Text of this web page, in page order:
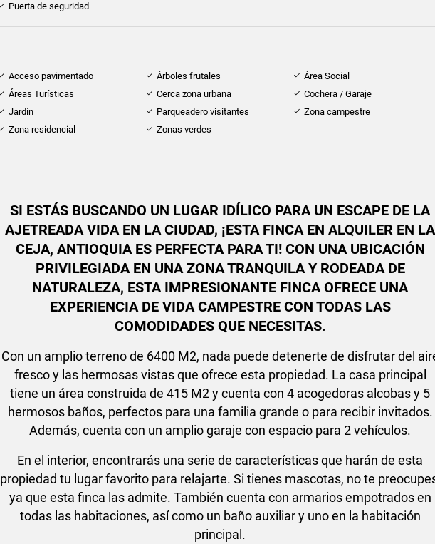
Puerta de seguridad
Acceso pavimentado Árboles frutales
Área Social
Áreas Turísticas
Cerca zona urbana
Cochera / Garaje
Jardín
Parqueadero visitantes
Zona campestre
Zona residencial
Zonas verdes
SI ESTÁS BUSCANDO UN LUGAR IDÍLICO PARA UN ESCAPE DE LA
AJETREADA VIDA EN LA CIUDAD, ¡ESTA FINCA EN ALQUILER EN LA
CEJA, ANTIOQUIA ES PERFECTA PARA TI! CON UNA UBICACIÓN
PRIVILEGIADA EN UNA ZONA TRANQUILA Y RODEADA DE
NATURALEZA, ESTA IMPRESIONANTE FINCA OFRECE UNA
EXPERIENCIA DE VIDA CAMPESTRE CON TODAS LAS
COMODIDADES QUE NECESITAS.
Con un amplio terreno de 6400 M2, nada puede detenerte de disfrutar del
fresco y las hermosas vistas que ofrece esta propiedad. La casa principal
tiene un área construida de 415 M2 y cuenta con 4 acogedoras alcobas y 5
hermosos baños, perfectos para una familia grande o para recibir invitados.
Además, cuenta con un amplio garaje con espacio para 2 vehículos.
En el interior, encontrarás una serie de características que harán de esta
propiedad tu lugar favorito para relajarte. Si tienes mascotas, no te
ya que esta finca las admite. También cuenta con armarios empotrados en
todas las habitaciones, así como un baño auxiliar y uno en la habitación
principal.